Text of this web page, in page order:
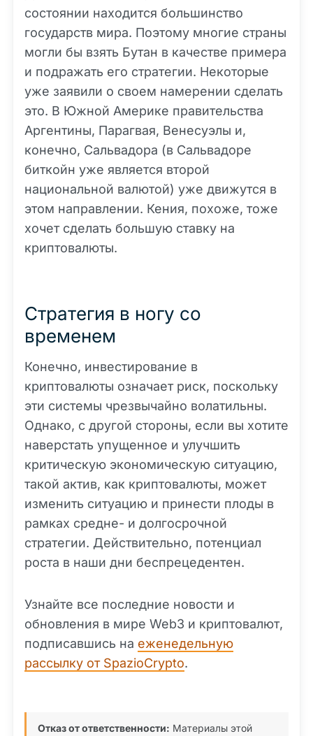
состоянии находится большинство
государств мира. Поэтому многие страны
могли бы взять Бутан в качестве примера
и подражать его стратегии. Некоторые
уже заявили о своем намерении сделать
это. В Южной Америке правительства
Аргентины, Парагвая, Венесуэлы и,
конечно, Сальвадора (в Сальвадоре
биткойн уже является второй
национальной валютой) уже движутся в
этом направлении. Кения, похоже, тоже
хочет сделать большую ставку на
криптовалюты.
Стратегия в ногу со
временем
Конечно, инвестирование в
криптовалюты означает риск, поскольку
эти системы чрезвычайно волатильны.
Однако, с другой стороны, если вы хотите
наверстать упущенное и улучшить
критическую экономическую ситуацию,
такой актив, как криптовалюты, может
изменить ситуацию и принести плоды в
рамках средне- и долгосрочной
стратегии. Действительно, потенциал
роста в наши дни беспрецедентен.
Узнайте все последние новости и
обновления в мире Web3 и криптовалют,
подписавшись на еженедельную
рассылку от SpazioCrypto.
Отказ от ответственности: Материалы этой